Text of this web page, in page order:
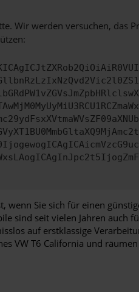
Wir werden versuchen, das
wenn Sie sich für einen
sind seit vielen Jahren auch
auf erstklassige
VW T6 California und